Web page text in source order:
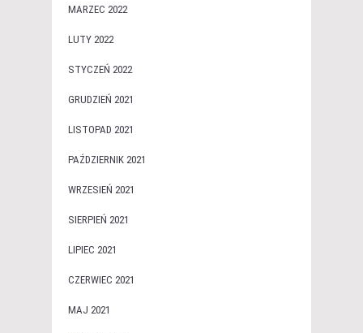
MARZEC 2022
LUTY 2022
STYCZEŃ 2022
GRUDZIEŃ 2021
LISTOPAD 2021
PAŹDZIERNIK 2021
WRZESIEŃ 2021
SIERPIEŃ 2021
LIPIEC 2021
CZERWIEC 2021
MAJ 2021